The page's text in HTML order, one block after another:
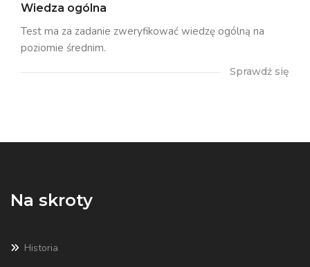
Wiedza ogólna
Test ma za zadanie zweryfikować wiedzę ogólną na
poziomie średnim.
Sprawdź się
Na skroty
Historia